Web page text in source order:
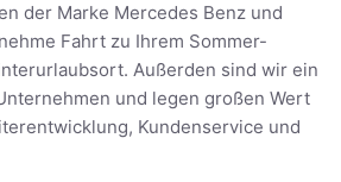
der Marke Mercedes Benz und
Fahrt zu Ihrem Sommer-
Außerden sind wir ein
und legen großen Wert
Kundenservice und